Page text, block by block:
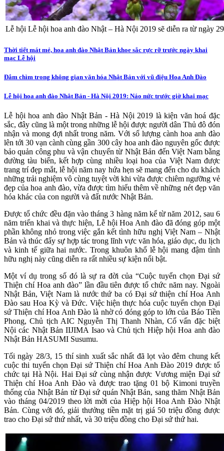
Lễ hội Lễ hội hoa anh đào Nhật – Hà Nội 2019 sẽ diễn ra từ ngày
Thời tiết mát mẻ, hoa anh đào Nhật Bản khoe sắc rực rỡ trước ngày khai
mạc Lễ hội
Đắm chìm trong không gian văn hóa Nhật Bản với vũ điệu Hoa Anh Đào
Lễ hội hoa anh đào Nhật Bản - Hà Nội 2019: Náo nức trước giờ khai mạc
Lễ hội hoa anh đào Nhật Bản - Hà Nội 2019 là kiện văn hoá đặc
sắc, đây cũng là một trong những lễ hội được người dân Thủ đô đón
nhận và mong đợi nhất trong năm. Với số lượng cành hoa anh đào
lên tới 30 vạn cành cùng gần 300 cây hoa anh đào nguyên gốc được
bảo quản công phu và vận chuyển từ Nhật Bản đến Việt Nam bằng
đường tàu biển, kết hợp cùng nhiều loại hoa của Việt Nam được
trang trí đẹp mắt, lễ hội năm nay hứa hẹn sẽ mang đến cho du khách
những trải nghiệm vô cùng tuyệt vời khi vừa được chiêm ngưỡng vẻ
đẹp của hoa anh đào, vừa được tìm hiểu thêm về những nét đẹp văn
hóa khác của con người và đất nước Nhật Bản.
Được tổ chức đều đặn vào tháng 3 hàng năm kể từ năm 2012, sau 6
năm triển khai và thực hiện, Lễ hội Hoa Anh đào đã đóng góp một
phần không nhỏ trong việc gắn kết tình hữu nghị Việt Nam – Nhật
Bản và thúc đẩy sự hợp tác trong lĩnh vực văn hóa, giáo dục, du lịch
và kinh tế giữa hai nước. Trong khuôn khổ lễ hội mang đậm tình
hữu nghị này cũng diễn ra rất nhiều sự kiện nổi bật.
Một ví dụ trong số đó là sự ra đời của “Cuộc tuyển chọn Đại sứ
Thiện chí Hoa anh đào” lần đầu tiên được tổ chức năm nay. Ngoài
Nhật Bản, Việt Nam là nước thứ ba có Đại sứ thiện chí Hoa Anh
Đào sau Hoa Kỳ và Đức. Việc hiện thực hóa cuộc tuyển chọn Đại
sứ Thiện chí Hoa Anh Đào là nhờ có đóng góp to lớn của Báo Tiền
Phong, Chủ tịch AIC Nguyễn Thị Thanh Nhàn, Cố vấn đặc biệt
Nội các Nhật Bản IIJIMA Isao vàChủ tịch Hiệp hội Hoa anh đào
Nhật Bản HASUMI Susumu.
Tối ngày 28/3, 15 thí sinh xuất sắc nhất đã lọt vào đêm chung kết
cuộc thi tuyển chọn Đại sứ Thiện chí Hoa Anh Đào 2019 được tổ
chức tại Hà Nội. Hai Đại sứ cùng nhận được Vương miện Đại sứ
Thiện chí Hoa Anh Đào và được trao tặng 01 bộ Kimoni truyền
thống của Nhật Bản từ Đại sứ quán Nhật Bản, sang thăm Nhật Bản
vào tháng 04/2019 theo lời mời của Hiệp hội Hoa Anh Đào Nhật
Bản. Cùng với đó, giải thưởng tiền mặt trị giá 50 triệu đồng được
trao cho Đại sứ thứ nhất, và 30 triệu đồng cho Đại sứ thứ hai.